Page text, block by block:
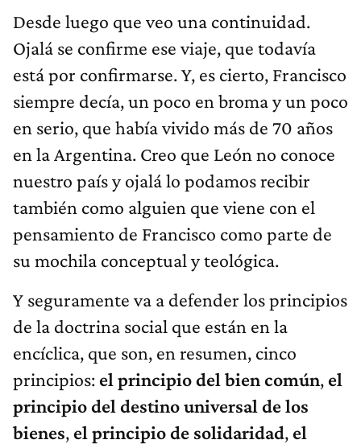
Desde luego que veo una continuidad.
Ojalá se confirme ese viaje, que todavía
está por confirmarse. Y, es cierto, Francisco
siempre decía, un poco en broma y un poco
en serio, que había vivido más de 70 años
en la Argentina. Creo que León no conoce
nuestro país y ojalá lo podamos recibir
también como alguien que viene con el
pensamiento de Francisco como parte de
su mochila conceptual y teológica.
Y seguramente va a defender los principios
de la doctrina social que están en la
encíclica, que son, en resumen, cinco
principios: el principio del bien común, el
principio del destino universal de los
bienes, el principio de solidaridad, el